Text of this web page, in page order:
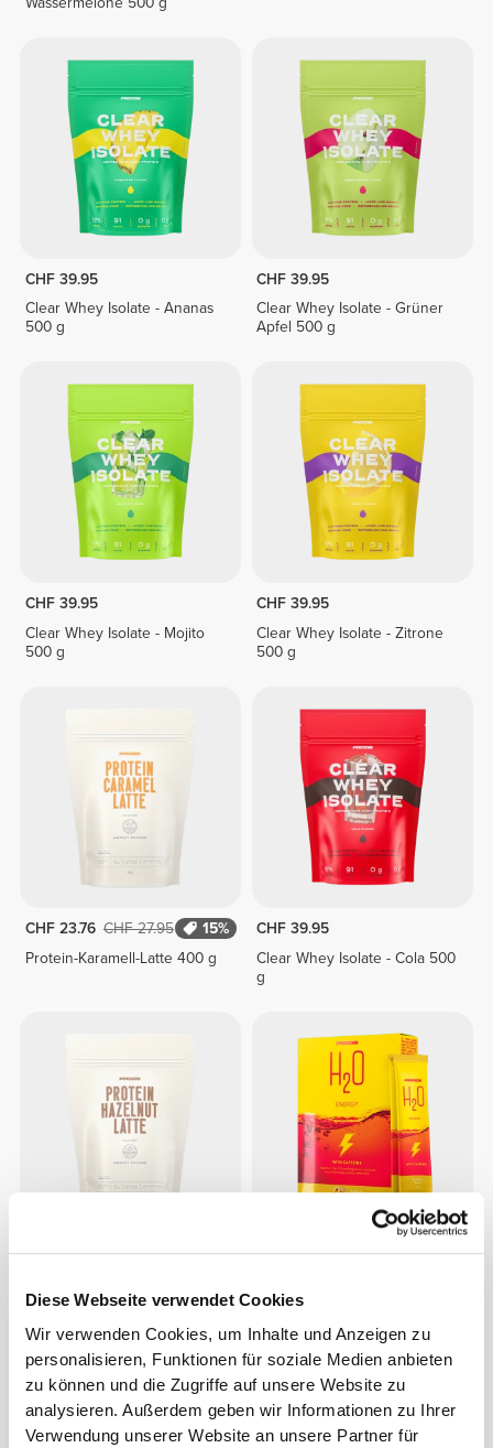
Diese Webseite verwendet Cookies
Wir verwenden Cookies, um Inhalte und Anzeigen zu
personalisieren, Funktionen für soziale Medien anbieten
zu können und die Zugriffe auf unsere Website zu
analysieren. Außerdem geben wir Informationen zu Ihrer
Verwendung unserer Website an unsere Partner für
CHF 39.95
Clear Whey Isolate - Ananas
500 g
CHF 39.95
Clear Whey Isolate - Grüner
Apfel 500 g
CHF 39.95
Clear Whey Isolate - Mojito
500 g
CHF 39.95
Clear Whey Isolate - Zitrone
500 g
CHF 23.76 CHF 27.95
15%
Protein-Karamell-Latte 400 g
CHF 39.95
Clear Whey Isolate - Cola 500
g
CHF 22.36 CHF 27.95
20%
g
CHF 4.46 CHF 4.95
10%